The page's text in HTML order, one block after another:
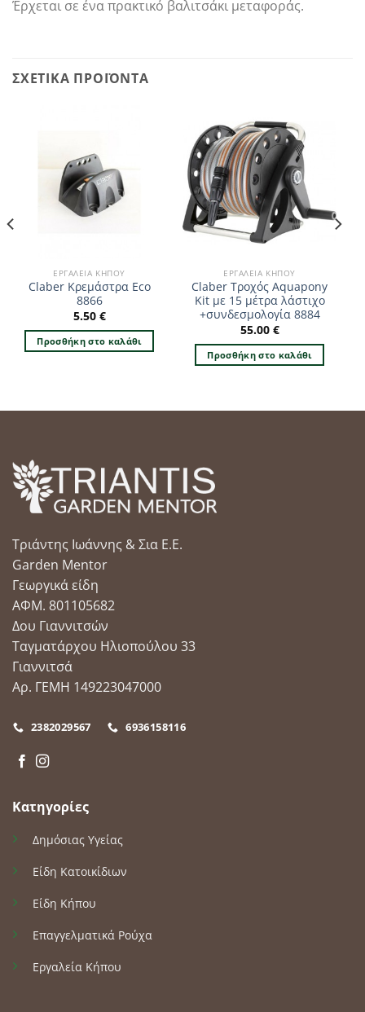
Έρχεται σε ένα πρακτικό βαλιτσάκι μεταφοράς.
ΣΧΕΤΙΚΆ ΠΡΟΪΌΝΤΑ
ΕΡΓΑΛΕΊΑ ΚΉΠΟΥ
Claber Κρεμάστρα Eco
8866
5.50 €
Προσθήκη στο καλάθι
ΕΡΓΑΛΕΊΑ ΚΉΠΟΥ
Claber Τροχός Aquapony
Kit με 15 μέτρα λάστιχο
+συνδεσμολογία 8884
55.00 €
Προσθήκη στο καλάθι
Τριάντης Ιωάννης & Σια Ε.Ε.
Garden Mentor
Γεωργικά είδη
ΑΦΜ. 801105682
Δου Γιαννιτσών
Ταγματάρχου Ηλιοπούλου 33
Γιαννιτσά
Αρ. ΓΕΜΗ 149223047000
2382029567 6936158116
Κατηγορίες
Δημόσιας Υγείας
Είδη Κατοικίδιων
Είδη Κήπου
Επαγγελματικά Ρούχα
Εργαλεία Κήπου